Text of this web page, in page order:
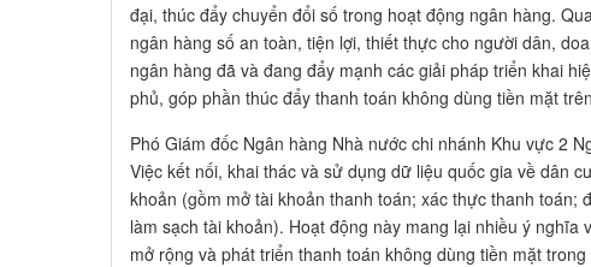
đại, thúc đẩy chuyển đổi số trong hoạt động ngân hàng.
ngân hàng số an toàn, tiện lợi, thiết thực cho người dân,
ngân hàng đã và đang đẩy mạnh các giải pháp triển khai
phủ, góp phần thúc đẩy thanh toán không dùng tiền mặt
Phó Giám đốc Ngân hàng Nhà nước chi nhánh Khu vực 2
Việc kết nối, khai thác và sử dụng dữ liệu quốc gia về dân
khoản (gồm mở tài khoản thanh toán; xác thực thanh toán;
làm sạch tài khoản). Hoạt động này mang lại nhiều ý nghĩa
mở rộng và phát triển thanh toán không dùng tiền mặt